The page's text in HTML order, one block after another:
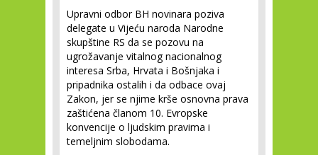
Upravni odbor BH novinara poziva
delegate u Vijeću naroda Narodne
skupštine RS da se pozovu na
ugrožavanje vitalnog nacionalnog
interesa Srba, Hrvata i Bošnjaka i
pripadnika ostalih i da odbace ovaj
Zakon, jer se njime krše osnovna prava
zaštićena članom 10. Evropske
konvencije o ljudskim pravima i
temeljnim slobodama.